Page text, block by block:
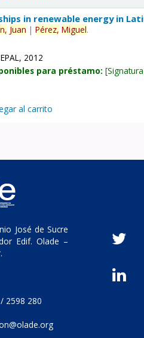
in renewable energy in
Juan |Pérez, Miguel.
2012
para préstamo:
al carrito
José de Sucre
Edif. Olade –
2598 280